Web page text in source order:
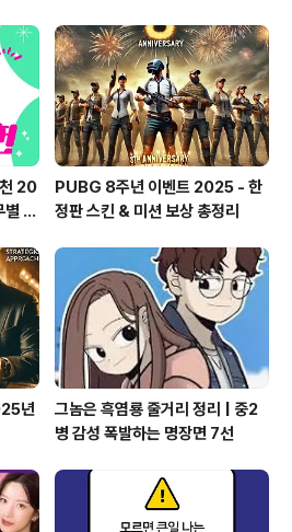
20
별 B
PUBG 8주년 이벤트 2025 - 한
정판 스킨 & 미션 보상 총정리
년
그놈은 흑염룡 줄거리 정리 | 중2
병 감성 폭발하는 명장면 7선